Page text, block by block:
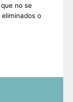
no se
o